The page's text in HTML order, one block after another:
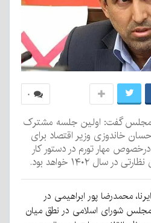
۰
گفت: اولین جلسه مشترک
خاندوزی وزیر اقتصاد برای
مهار تورم در دستور کار
سال ۱۴۰۲ خواهد بود.
محمدرضا پور ابراهیمی در
شورای اسلامی در نطق میان